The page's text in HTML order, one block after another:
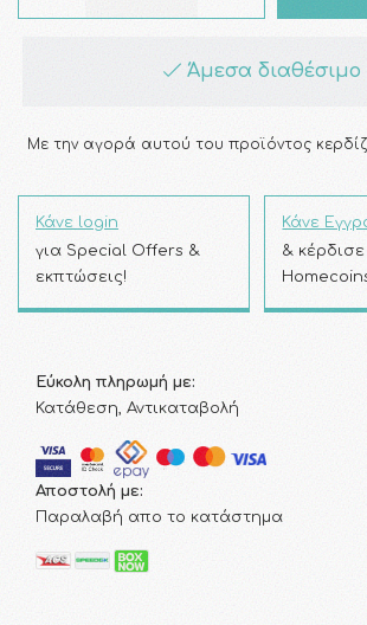
Άμεσα διαθέσιμο
Με την αγορά αυτού του προϊόντος
Κάνε login
για Special Offers &
εκπτώσεις!
Κάνε
& κέρδισε
Εύκολη πληρωμή με:
Κατάθεση, Αντικαταβολή
Αποστολή με:
Παραλαβή απο το κατάστημα